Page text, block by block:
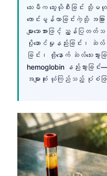
သေးမီက သွေးယိုစီးခြင်း သို့
ကောင်းမွန်လာခြင်းကဲ့သို့ အခြ
များသောအားဖြင့် ညွှန်ပြတ
ပို့ဆောင်မှုနည်းခြင်း၊ ဆဲ
ခြင်း၊ ထို့နောက် ဆဲလ်သေးသွား
hemoglobin နည်းသွား
အများဆုံး ယုံကြည်သည့် ပုံ